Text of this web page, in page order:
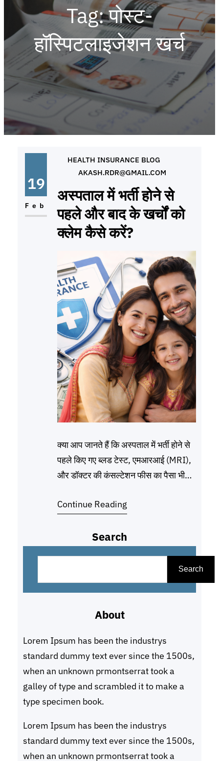
Tag:पोस्ट-
हॉस्पिटलाइजेशन खर्च
19
Feb
HEALTH INSURANCE BLOG
AKASH.RDR@GMAIL.COM
अस्पताल में भर्ती होने से
पहले और बाद के खर्चों को
क्लेम कैसे करें?
क्या आप जानते हैं कि अस्पताल में भर्ती होने से
पहले किए गए ब्लड टेस्ट, एमआरआई (MRI),
और डॉक्टर की कंसल्टेशन फीस का पैसा भी
कि इसकी प्रक्रिया क्या है और इसके लिए किन
हॉस्पिटलाइजेशन क्या है? (भर्ती होने से
Continue Reading
Search
Search
About
Lorem Ipsum has been the industrys
standard dummy text ever since the 1500s,
when an unknown prmontserrat took a
galley of type and scrambled it to make a
type specimen book.
Lorem Ipsum has been the industrys
standard dummy text ever since the 1500s,
when an unknown prmontserrat took a